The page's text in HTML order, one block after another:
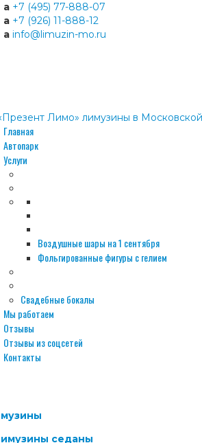
a +7 (495) 77-888-07
a +7 (926) 11-888-12
a info@limuzin-mo.ru
Главная
Автопарк
Услуги
Воздушные шары на 1 сентября
Фольгированные фигуры с гелием
Свадебные бокалы
Мы работаем
Отзывы
Отзывы из соцсетей
Контакты
седаны